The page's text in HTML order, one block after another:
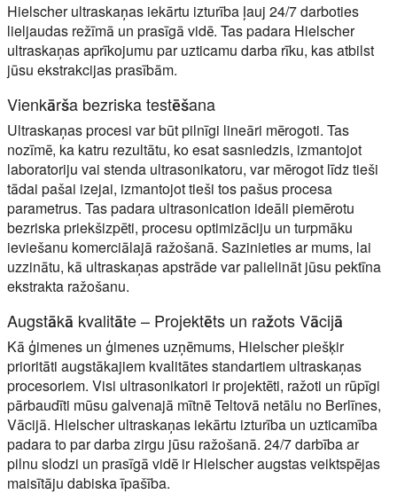
Hielscher ultraskaņas iekārtu izturība ļauj 24/7 darboties
lieljaudas režīmā un prasīgā vidē. Tas padara Hielscher
ultraskaņas aprīkojumu par uzticamu darba rīku, kas atbilst
jūsu ekstrakcijas prasībām.
Vienkārša bezriska testēšana
Ultraskaņas procesi var būt pilnīgi lineāri mērogoti. Tas
nozīmē, ka katru rezultātu, ko esat sasniedzis, izmantojot
laboratoriju vai stenda ultrasonikatoru, var mērogot līdz tieši
tādai pašai izejai, izmantojot tieši tos pašus procesa
parametrus. Tas padara ultrasonication ideāli piemērotu
bezriska priekšizpēti, procesu optimizāciju un turpmāku
ieviešanu komerciālajā ražošanā. Sazinieties ar mums, lai
uzzinātu, kā ultraskaņas apstrāde var palielināt jūsu pektīna
ekstrakta ražošanu.
Augstākā kvalitāte – Projektēts un ražots Vācijā
Kā ģimenes un ģimenes uzņēmums, Hielscher piešķir
prioritāti augstākajiem kvalitātes standartiem ultraskaņas
procesoriem. Visi ultrasonikatori ir projektēti, ražoti un rūpīgi
pārbaudīti mūsu galvenajā mītnē Teltovā netālu no Berlīnes,
Vācijā. Hielscher ultraskaņas iekārtu izturība un uzticamība
padara to par darba zirgu jūsu ražošanā. 24/7 darbība ar
pilnu slodzi un prasīgā vidē ir Hielscher augstas veiktspējas
maisītāju dabiska īpašība.